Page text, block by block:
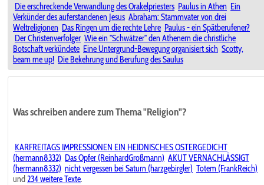
Die erschreckende Verwandlung des Orakelpriesters Paulus in Athen Ein
Verkünder des auferstandenen Jesus Abraham: Stammvater von drei
Weltreligionen Das Ringen um die rechte Lehre Paulus - ein Spätberufener?
Der Christenverfolger Wie ein "Schwätzer" den Athenern die christliche
Botschaft verkündete Eine Untergrund-Bewegung organisiert sich Scotty,
beam me up! Die Bekehrung und Berufung des Saulus
Was schreiben andere zum Thema "Religion"?
KARFREITAGS IMPRESSIONEN EIN HEIDNISCHES OSTERGEDICHT
(hermann8332) Das Opfer (ReinhardGroßmann) AKUT VERNACHLÄSSIGT
(hermann8332) nicht vergessen bei Saturn (harzgebirgler) Totem (FrankReich)
und 234 weitere Texte.